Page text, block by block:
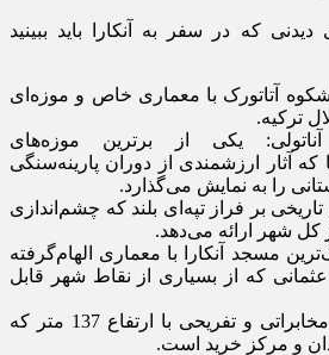
که در سفر به آنکارا باید ببینید
آتاتورک با معماری خاص و موزه‌ای
ترکیه.
یکی از برترین موزه‌های
که آثار ارزشمندی از دوران پارینه‌سنگی
را به نمایش می‌گذارد.
تاریخی بر فراز تپه‌ای بلند که چشم‌اندازی
کل شهر ارائه می‌دهد.
مسجد آنکارا با معماری الهام‌گرفته
که از بسیاری از نقاط شهر قابل
برج آتاکوله: برجی مخابراتی و تفریحی با ارتفاع 137 متر که
و مرکز خرید است.